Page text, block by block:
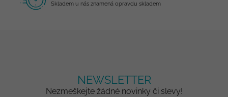
Skladem u nás znamená opravdu skladem
NEWSLETTER
Nezmeškejte žádné novinky či slevy!